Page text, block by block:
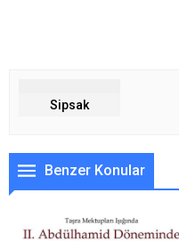
Sipsak
Benzer Konular